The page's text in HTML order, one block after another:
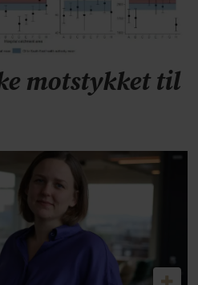
motstykket til